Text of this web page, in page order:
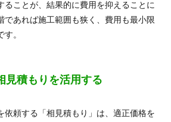
ることが、結果的に費用を抑えることに
であれば施工範囲も狭く、費用も最小限
。
見積もりを活用する
依頼する「相見積もり」は、適正価格を